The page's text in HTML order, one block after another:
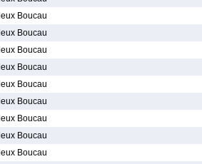
Boucau
Boucau
Boucau
Boucau
Boucau
Boucau
Boucau
Boucau
Boucau